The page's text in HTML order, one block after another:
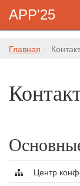
APP'25
Главная
Центр